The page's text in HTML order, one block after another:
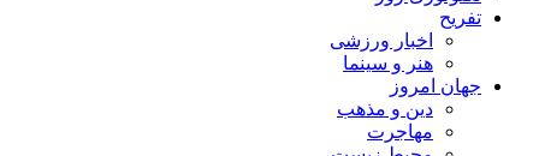
تفریح
اخبار ورزشی
هنر و سینما
جهان امروز
دین و مذهب
مهاجرت